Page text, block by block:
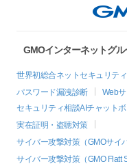
GMOインターネットグ
世界初総合ネットセキュリテ
パスワード漏洩診断
Web
セキュリティ相談AIチャットボ
実在証明・盗聴対策
サイバー攻撃対策（GMOサイ
サイバー攻撃対策（GMO Flatt